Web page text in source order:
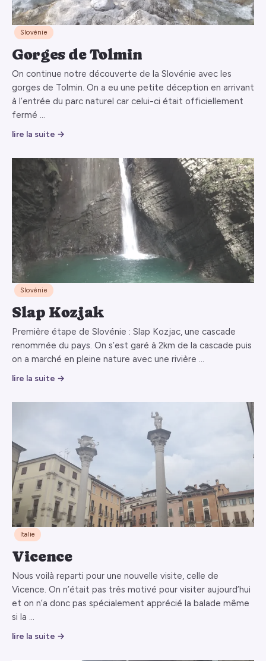
Slovénie
Gorges de Tolmin
On continue notre découverte de la Slovénie avec les
gorges de Tolmin. On a eu une petite déception en arrivant
à l’entrée du parc naturel car celui-ci était officiellement
fermé …
lire la suite →
Slovénie
Slap Kozjak
Première étape de Slovénie : Slap Kozjac, une cascade
renommée du pays. On s’est garé à 2km de la cascade puis
on a marché en pleine nature avec une rivière …
lire la suite →
Italie
Vicence
Nous voilà reparti pour une nouvelle visite, celle de
Vicence. On n’était pas très motivé pour visiter aujourd’hui
et on n’a donc pas spécialement apprécié la balade même
si la …
lire la suite →